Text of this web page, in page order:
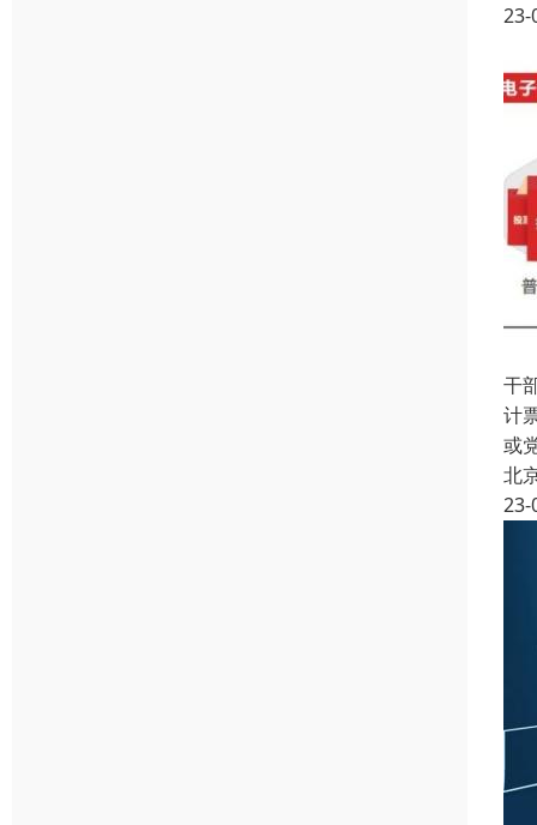
23-
干
计
或
北
23-